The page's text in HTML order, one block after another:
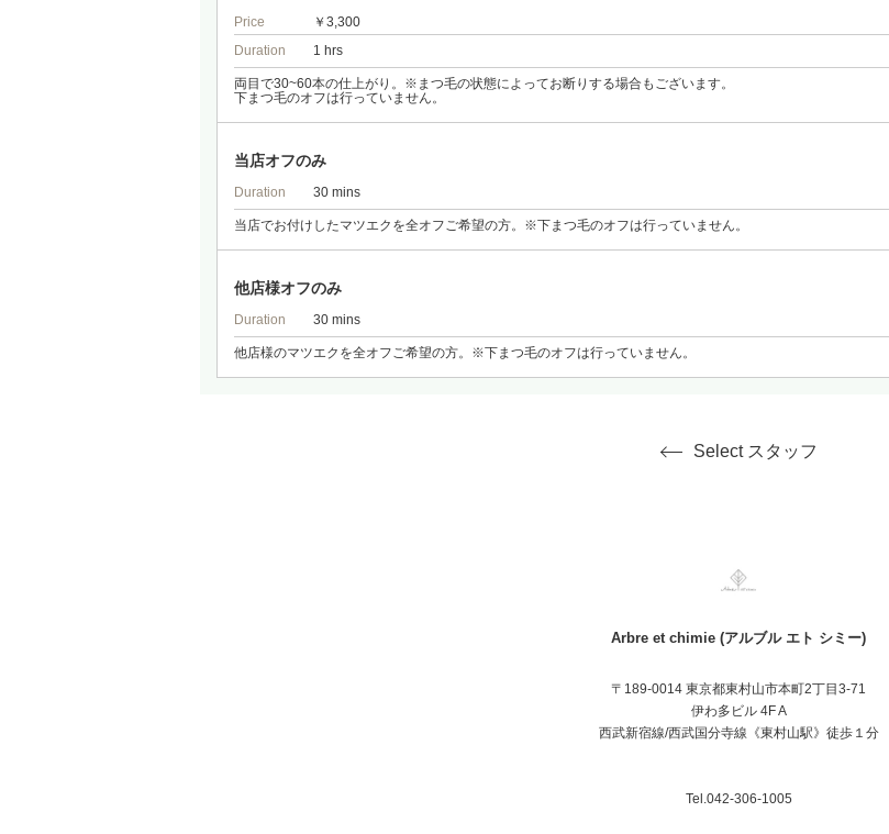
Price
￥3,300
Duration
1 hrs
両目で30~60本の仕上がり。※まつ毛の状態によってお断りする場合もございます。
下まつ毛のオフは行っていません。
当店オフのみ
Duration 30 mins
当店でお付けしたマツエクを全オフご希望の方。※下まつ毛のオフは行っていません。
他店様オフのみ
Duration 30 mins
他店様のマツエクを全オフご希望の方。※下まつ毛のオフは行っていません。
Select スタッフ
Arbre et chimie (アルブル エト シミー)
〒189-0014 東京都東村山市本町2丁目3-71
伊わ多ビル 4F A
西武新宿線/西武国分寺線《東村山駅》徒歩１分
Tel.042-306-1005